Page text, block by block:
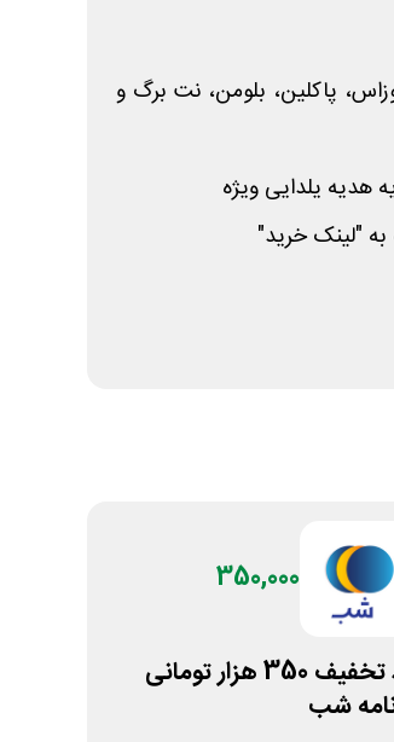
پاکلین، بلومن، نت برگ و
هدیه یلدایی ویژه
"لینک خرید"
350,000
کد تخفیف 350 هزار تومانی
شب